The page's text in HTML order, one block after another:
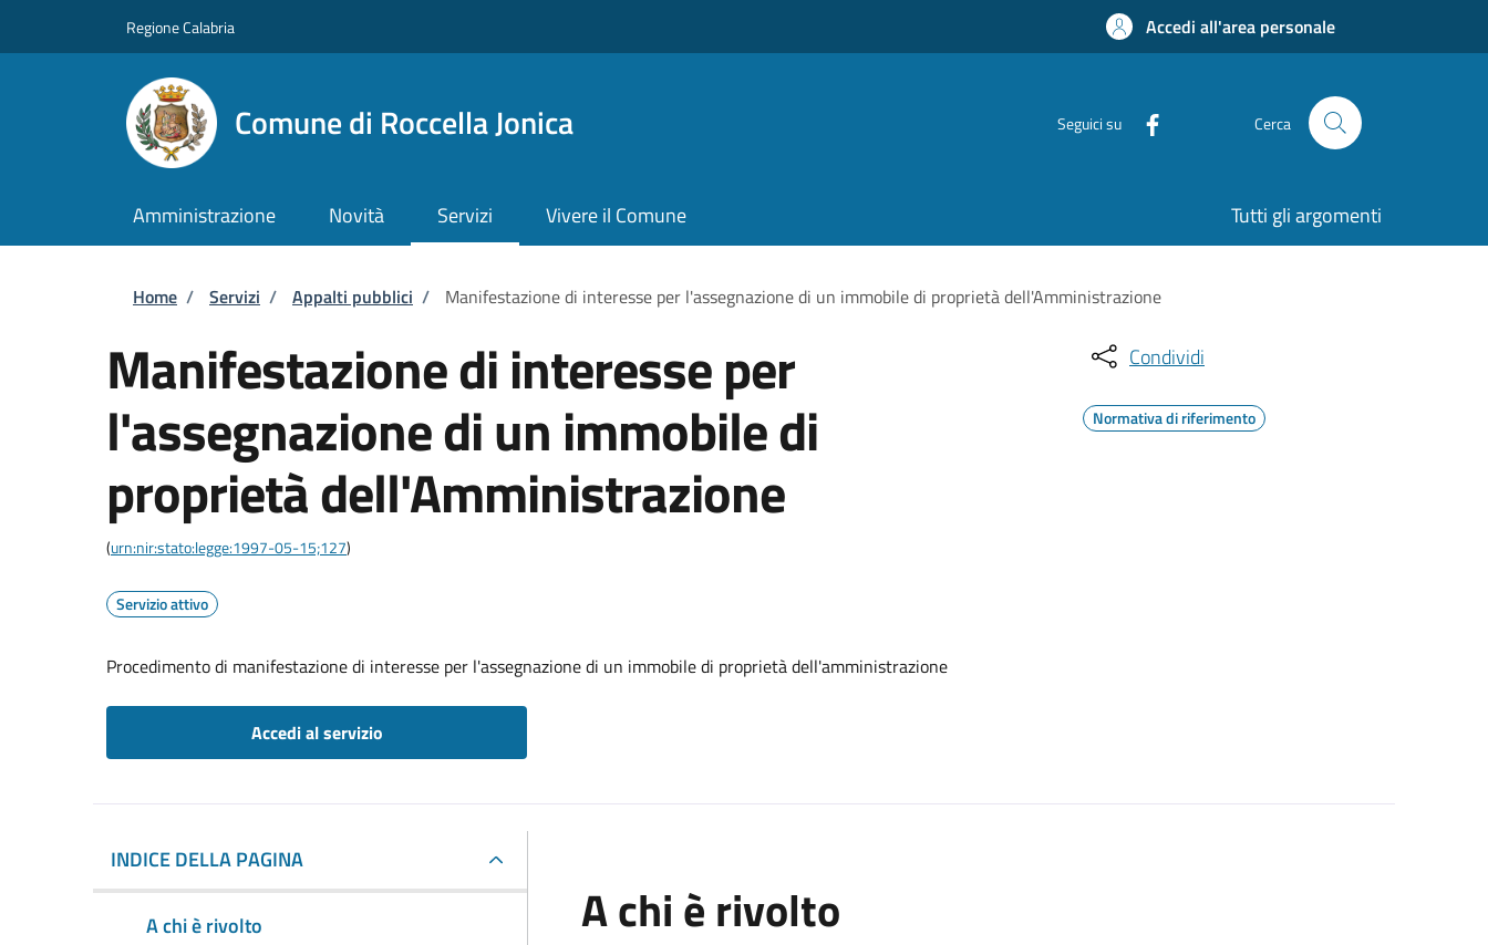
Regione Calabria Accedi all'area personale
Comune di Roccella Jonica Seguici su Cerca
Amministrazione Novità Servizi Vivere il Comune Tutti gli argomenti
Briciole di pane
Home / Servizi / Appalti pubblici / Manifestazione di interesse per l'assegnazione di un immobile di proprietà dell'Amministrazione
Manifestazione di interesse per
l'assegnazione di un immobile di
proprietà dell'Amministrazione
(urn:nir:stato:legge:1997-05-15;127)
Servizio attivo
Procedimento di manifestazione di interesse per l'assegnazione di un immobile di proprietà dell'amministrazione
Accedi al servizio
Condividi
Normativa di riferimento
INDICE DELLA PAGINA
A chi è rivolto
A chi è rivolto